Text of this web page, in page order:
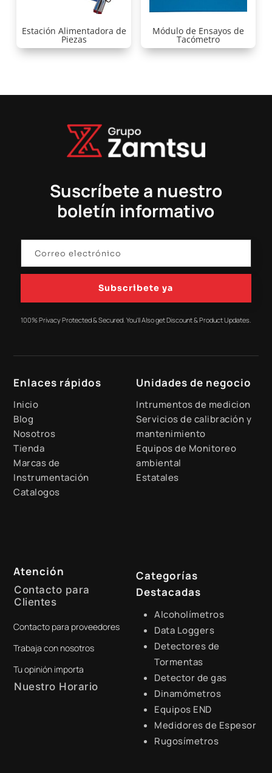
Estación Alimentadora de
Piezas
Módulo de Ensayos de
Tacómetro
Suscríbete a nuestro
boletín informativo
Subscribete ya
100% Privacy Protected & Secured. You'll Also get Discount & Product Updates.
Enlaces rápidos
Inicio
Blog
Nosotros
Tienda
Marcas de
Instrumentación
Catalogos
Unidades de negocio
Intrumentos de medicion
Servicios de calibración y
mantenimiento
Equipos de Monitoreo
ambiental
Estatales
Atención
Contacto para
Clientes
+51 941 525 454
digital@zamtsu.com
Contacto para proveedores
Trabaja con nosotros
Tu opinión importa
Nuestro Horario
Categorías
Destacadas
Alcoholímetros
Data Loggers
Detectores de
Tormentas
Detector de gas
Dinamómetros
Equipos END
Medidores de Espesor
Rugosímetros